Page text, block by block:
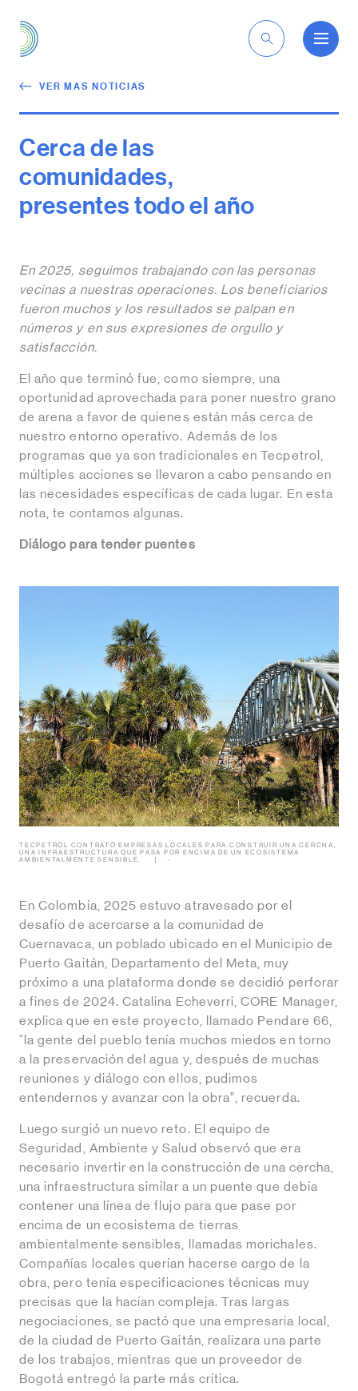
VER MAS NOTICIAS
Cerca de las
comunidades,
presentes todo el año
En 2025, seguimos trabajando con las personas
vecinas a nuestras operaciones. Los beneficiarios
fueron muchos y los resultados se palpan en
números y en sus expresiones de orgullo y
satisfacción.
El año que terminó fue, como siempre, una
oportunidad aprovechada para poner nuestro grano
de arena a favor de quienes están más cerca de
nuestro entorno operativo. Además de los
programas que ya son tradicionales en Tecpetrol,
múltiples acciones se llevaron a cabo pensando en
las necesidades específicas de cada lugar. En esta
nota, te contamos algunas.
Diálogo para tender puentes
TECPETROL CONTRATÓ EMPRESAS LOCALES PARA CONSTRUIR UNA CERCHA,
UNA INFRAESTRUCTURA QUE PASA POR ENCIMA DE UN ECOSISTEMA
AMBIENTALMENTE SENSIBLE.
-
En Colombia, 2025 estuvo atravesado por el
desafío de acercarse a la comunidad de
Cuernavaca, un poblado ubicado en el Municipio de
Puerto Gaitán, Departamento del Meta, muy
próximo a una plataforma donde se decidió perforar
a fines de 2024. Catalina Echeverri, CORE Manager,
explica que en este proyecto, llamado Pendare 66,
“la gente del pueblo tenía muchos miedos en torno
a la preservación del agua y, después de muchas
reuniones y diálogo con ellos, pudimos
entendernos y avanzar con la obra”, recuerda.
Luego surgió un nuevo reto. El equipo de
Seguridad, Ambiente y Salud observó que era
necesario invertir en la construcción de una cercha,
una infraestructura similar a un puente que debía
contener una línea de flujo para que pase por
encima de un ecosistema de tierras
ambientalmente sensibles, llamadas morichales.
Compañías locales querían hacerse cargo de la
obra, pero tenía especificaciones técnicas muy
precisas que la hacían compleja. Tras largas
negociaciones, se pactó que una empresaria local,
de la ciudad de Puerto Gaitán, realizara una parte
de los trabajos, mientras que un proveedor de
Bogotá entregó la parte más crítica.